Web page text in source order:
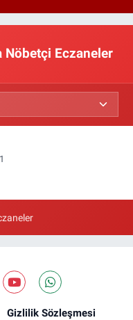
Nöbetçi Eczaneler
Gizlilik Sözleşmesi